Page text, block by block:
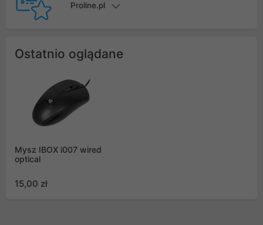
Proline.pl
Ostatnio oglądane
Mysz IBOX i007 wired
optical
15,00 zł